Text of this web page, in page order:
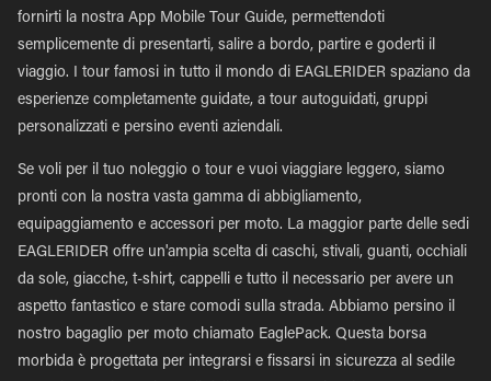
fornirti la nostra App Mobile Tour Guide, permettendoti
semplicemente di presentarti, salire a bordo, partire e goderti il
viaggio. I tour famosi in tutto il mondo di EAGLERIDER spaziano da
esperienze completamente guidate, a tour autoguidati, gruppi
personalizzati e persino eventi aziendali.
Se voli per il tuo noleggio o tour e vuoi viaggiare leggero, siamo
pronti con la nostra vasta gamma di abbigliamento,
equipaggiamento e accessori per moto. La maggior parte delle sedi
EAGLERIDER offre un'ampia scelta di caschi, stivali, guanti, occhiali
da sole, giacche, t-shirt, cappelli e tutto il necessario per avere un
aspetto fantastico e stare comodi sulla strada. Abbiamo persino il
nostro bagaglio per moto chiamato EaglePack. Questa borsa
morbida è progettata per integrarsi e fissarsi in sicurezza al sedile